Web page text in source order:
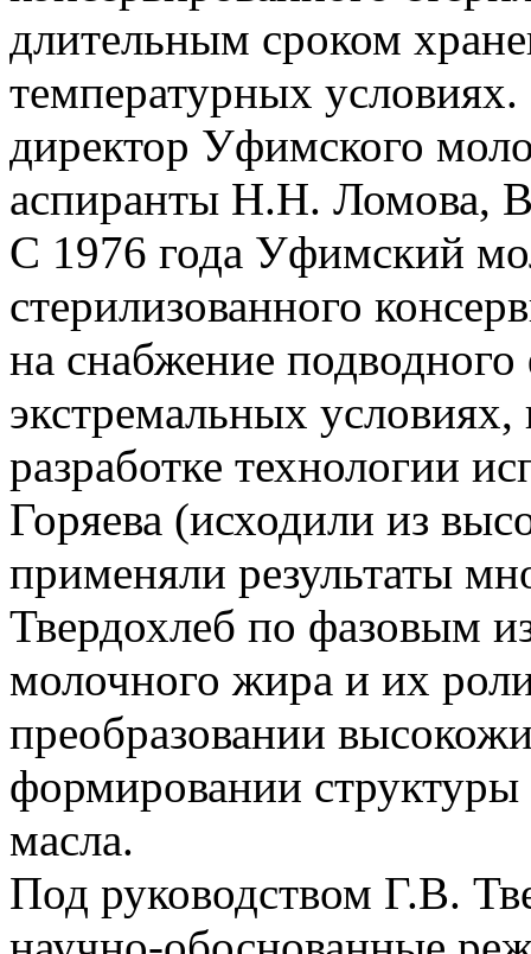
длительным сроком
температурных
директор Уфимского
аспиранты Н.Н. Ломова,
С 1976 года Уфимский
стерилизованного
на снабжение подводного
экстремальных
разработке технологии
Горяева (исходили из
применяли результаты
Твердохлеб по фазовым
молочного жира и их
преобразовании
формировании
масла.
Под руководством Г.В.